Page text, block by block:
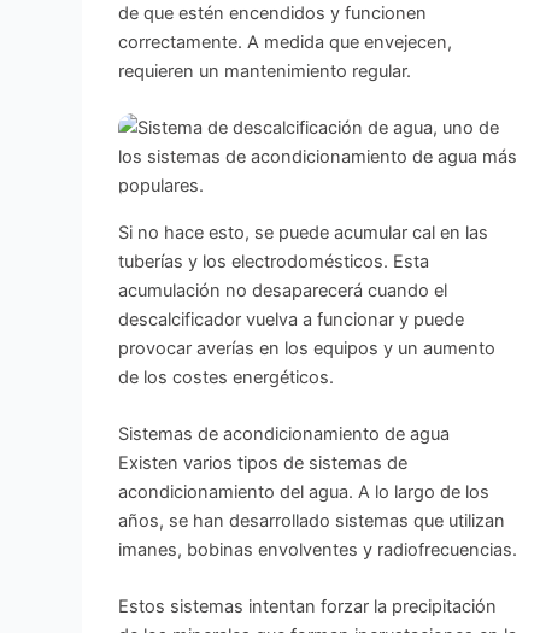
de que estén encendidos y funcionen
correctamente. A medida que envejecen,
requieren un mantenimiento regular.
Si no hace esto, se puede acumular cal en las
tuberías y los electrodomésticos. Esta
acumulación no desaparecerá cuando el
descalcificador vuelva a funcionar y puede
provocar averías en los equipos y un aumento
de los costes energéticos.
Sistemas de acondicionamiento de agua
Existen varios tipos de sistemas de
acondicionamiento del agua. A lo largo de los
años, se han desarrollado sistemas que utilizan
imanes, bobinas envolventes y radiofrecuencias.
Estos sistemas intentan forzar la precipitación